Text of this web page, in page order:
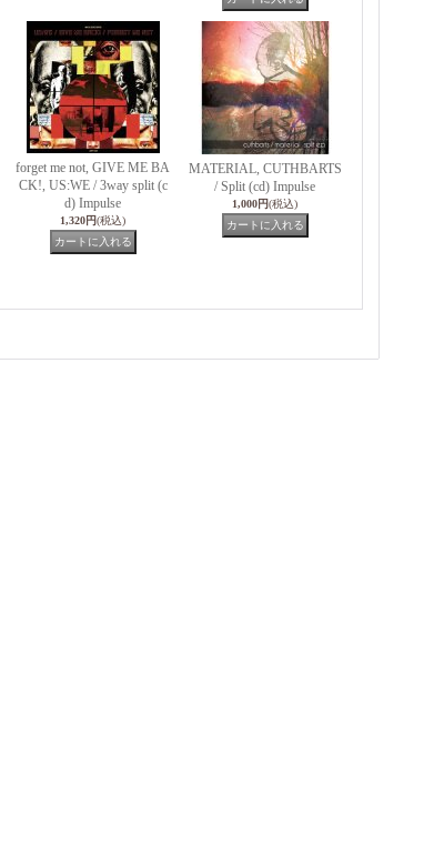
forget me not, GIVE ME BA
CK!, US:WE / 3way split (c
d) Impulse
1,320円(税込)
MATERIAL, CUTHBARTS
/ Split (cd) Impulse
1,000円(税込)